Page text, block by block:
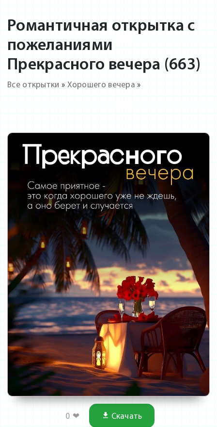
Романтичная открытка с
пожеланиями
Прекрасного вечера (663)
Все открытки » Хорошего вечера »
0 ❤ Скачать